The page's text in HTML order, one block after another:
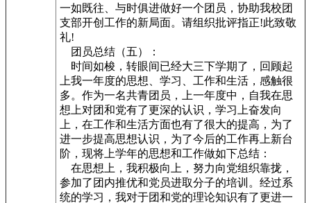
一如既往、与时俱进做好一个团员，协助我校团
支部开创工作的新局面。请组织批评指正!此致敬
礼!
团员总结（五）：
时间如梭，转眼间已经大三下学期了，回顾起
上我一年度的思想、学习、工作和生活，感触很
多。作为一名共青团员，上一年度中，自我在思
想上对团和党有了更深的认识，学习上奋发向
上，在工作和生活方面也有了很大的提高，为了
进一步提高思想认识，为了今后的工作再上新台
阶，现将上学年的思想和工作做如下总结：
在思想上，我积极向上，努力向党组织靠拢，
参加了团内推优和党员进取分子的培训。经过系
统的学习，我对于团和党的理论知识有了更进一